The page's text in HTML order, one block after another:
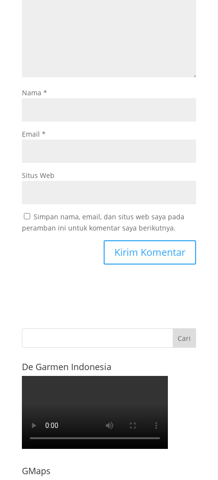
Nama *
Email *
Situs Web
Simpan nama, email, dan situs web saya pada
peramban ini untuk komentar saya berikutnya.
De Garmen Indonesia
GMaps